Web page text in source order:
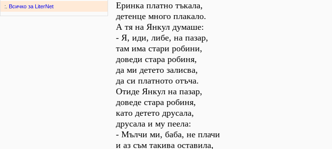
:. Всичко за LiterNet
Еринка платно тъкала,
детенце много плакало.
А тя на Янкул думаше:
- Я, иди, либе, на пазар,
там има стари робини,
доведи стара робиня,
да ми детето залисва,
да си платното отъча.
Отиде Янкул на пазар,
доведе стара робиня,
като детето друсала,
друсала и му пеела:
- Мълчи ми, баба, не плачи
и аз съм такива оставила,